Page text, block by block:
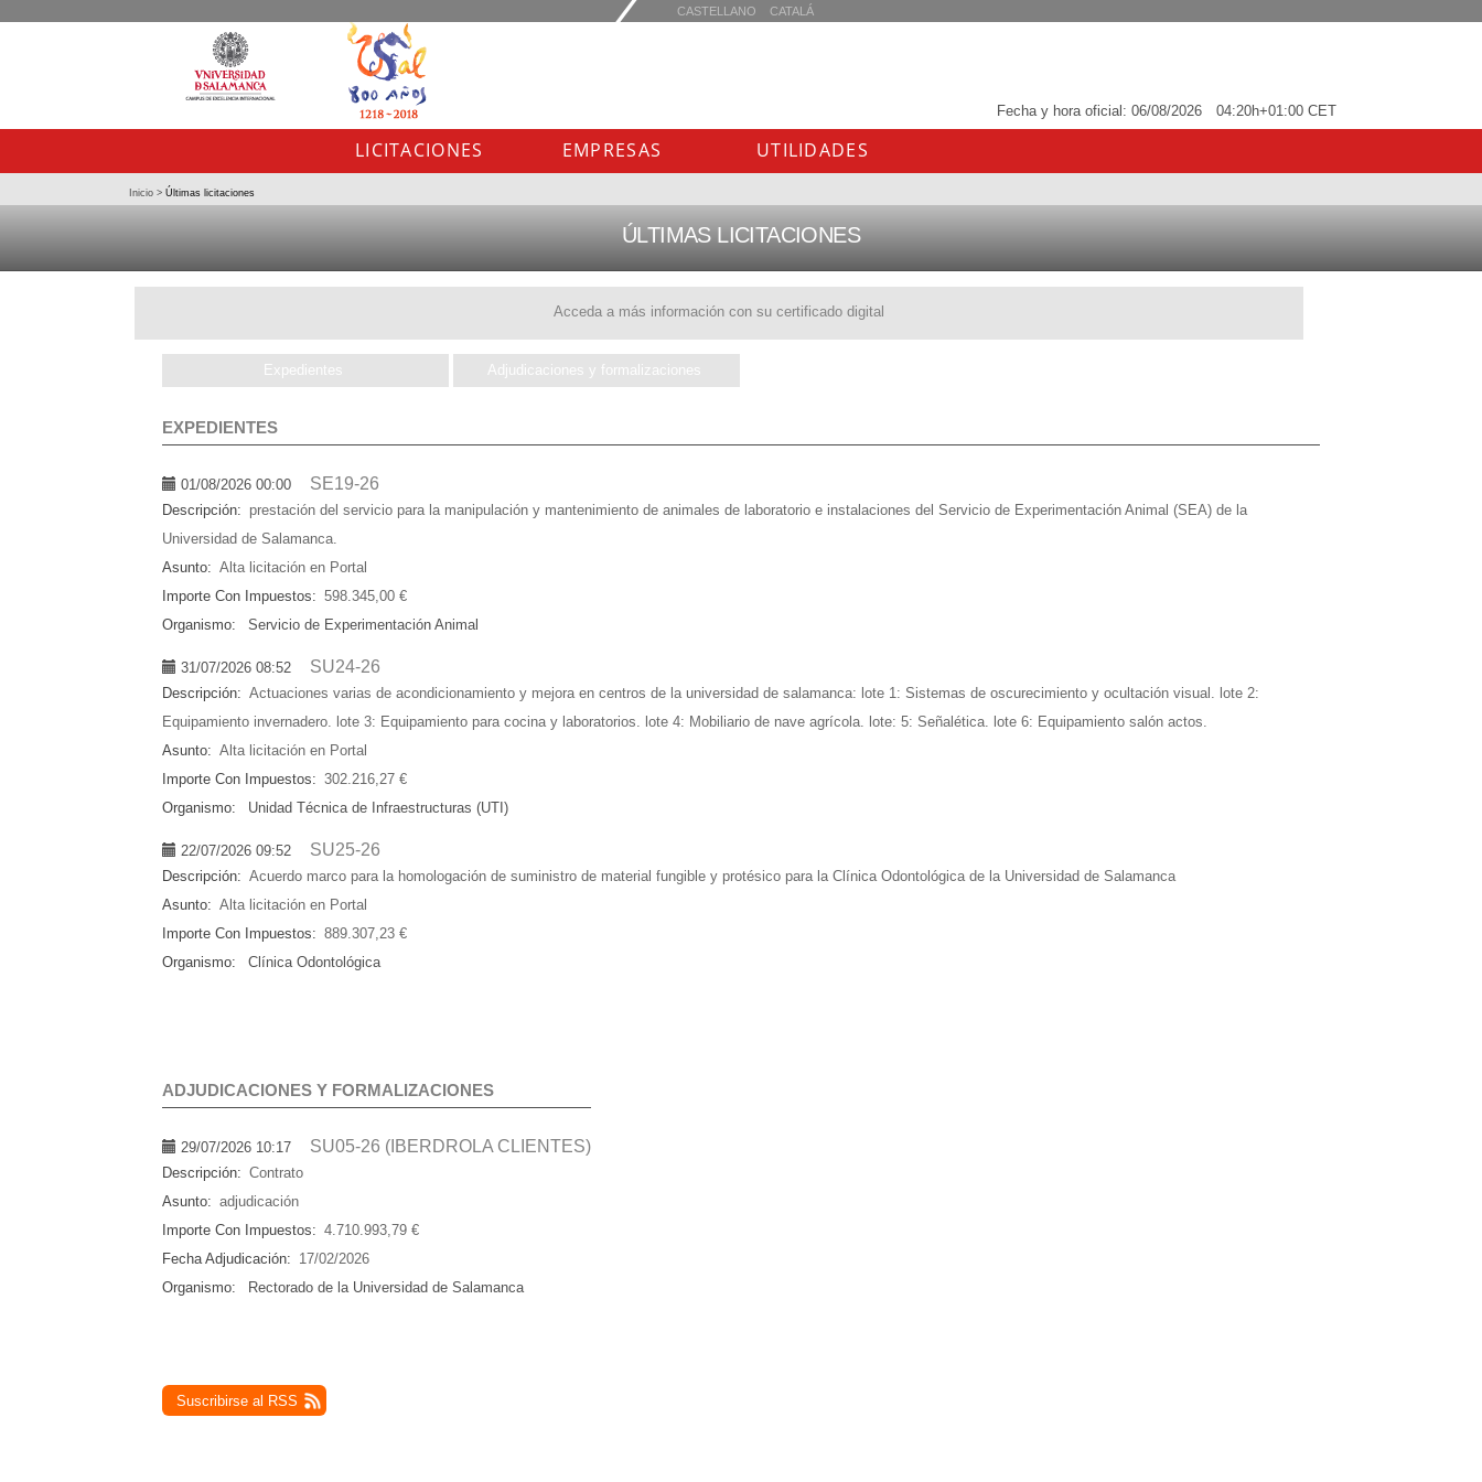
Fecha y hora oficial: 06/08/2026 04:20h+01:00 CET
Acceda a más información con su certificado digital
LICITACIONES EMPRESAS UTILIDADES
Inicio > Últimas licitaciones
ÚLTIMAS LICITACIONES
Expedientes Adjudicaciones y formalizaciones
EXPEDIENTES
01/08/2026 00:00 SE19-26
Descripción: prestación del servicio para la manipulación y mantenimiento de animales de laboratorio e instalaciones del Servicio de Experimentación Animal (SEA) de la
Universidad de Salamanca.
Asunto: Alta licitación en Portal
Importe Con Impuestos: 598.345,00 €
Organismo:
Servicio de Experimentación Animal
31/07/2026 08:52 SU24-26
Descripción: Actuaciones varias de acondicionamiento y mejora en centros de la universidad de salamanca: lote 1: Sistemas de oscurecimiento y ocultación visual. lote 2:
Equipamiento invernadero. lote 3: Equipamiento para cocina y laboratorios. lote 4: Mobiliario de nave agrícola. lote: 5: Señalética. lote 6: Equipamiento salón actos.
Asunto: Alta licitación en Portal
Importe Con Impuestos: 302.216,27 €
Organismo:
Unidad Técnica de Infraestructuras (UTI)
22/07/2026 09:52 SU25-26
Descripción: Acuerdo marco para la homologación de suministro de material fungible y protésico para la Clínica Odontológica de la Universidad de Salamanca
Asunto: Alta licitación en Portal
Importe Con Impuestos: 889.307,23 €
Organismo:
Clínica Odontológica
ADJUDICACIONES Y FORMALIZACIONES
29/07/2026 10:17 SU05-26 (IBERDROLA CLIENTES)
Descripción: Contrato
Asunto: adjudicación
Importe Con Impuestos: 4.710.993,79 €
Fecha Adjudicación: 17/02/2026
Organismo:
Rectorado de la Universidad de Salamanca
Suscribirse al RSS